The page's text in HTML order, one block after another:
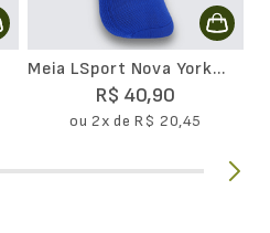
Meia LSport Nova York
Emana Movimento Cano
Longo
R$ 40,90
ou2x deR$ 20,45